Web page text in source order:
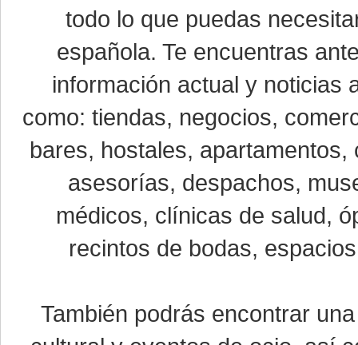
todo lo que puedas
española. Te encuentras
información actual y noticias
como: tiendas, negocios,
bares, hostales,
asesorías, despachos,
médicos, clínicas de salud,
recintos de bodas,
También podrás encontrar